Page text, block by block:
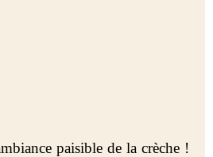
paisible de la crèche !